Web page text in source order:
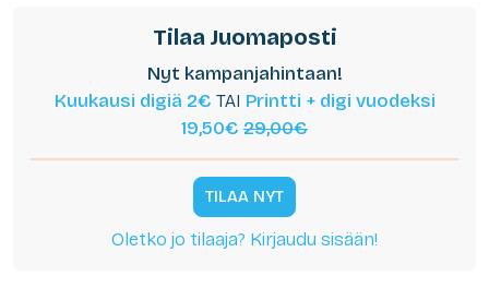
Tilaa Juomaposti
Nyt kampanjahintaan!
Kuukausi digiä 2€ TAI Printti + digi vuodeksi
19,50€ 29,00€
TILAA NYT
Oletko jo tilaaja? Kirjaudu sisään!